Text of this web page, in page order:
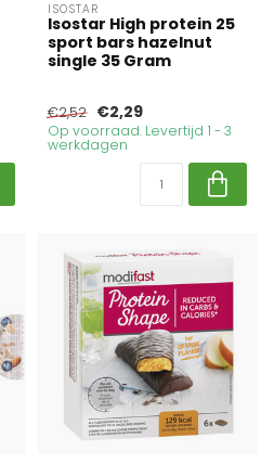
ISOSTAR
Isostar High protein 25
sport bars hazelnut
single 35 Gram
€2,52 €2,29
Op voorraad. Levertijd 1 - 3
werkdagen